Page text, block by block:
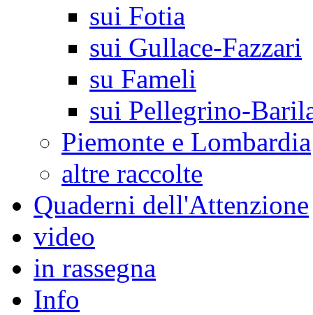
sui Fotia
sui Gullace-Fazzari
su Fameli
sui Pellegrino-
Piemonte e Lombardia
altre raccolte
Quaderni dell'Attenzione
video
in rassegna
Info